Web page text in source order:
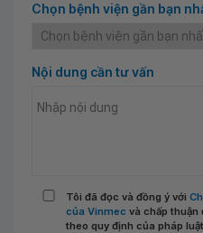
Chọn bệnh viện gần bạn
Nội dung cần tư vấn
Tôi đã đọc và đồng ý với
của Vinmec và chấp thuận
theo quy định của pháp luật